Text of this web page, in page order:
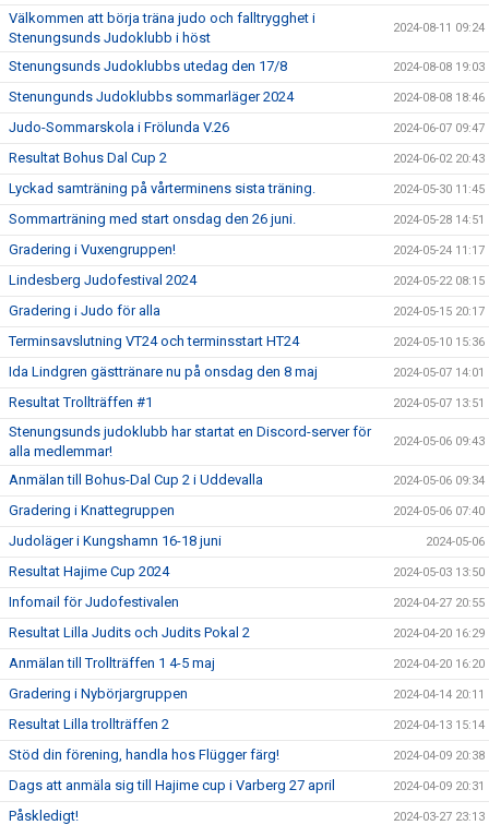
Välkommen att börja träna judo och falltrygghet i
Stenungsunds Judoklubb i höst
2024-08-11 09:24
Stenungsunds Judoklubbs utedag den 17/8 2024-08-08 19:03
Stenungunds Judoklubbs sommarläger 2024 2024-08-08 18:46
Judo-Sommarskola i Frölunda V.26 2024-06-07 09:47
Resultat Bohus Dal Cup 2 2024-06-02 20:43
Lyckad samträning på vårterminens sista träning. 2024-05-30 11:45
Sommarträning med start onsdag den 26 juni. 2024-05-28 14:51
Gradering i Vuxengruppen! 2024-05-24 11:17
Lindesberg Judofestival 2024 2024-05-22 08:15
Gradering i Judo för alla 2024-05-15 20:17
Terminsavslutning VT24 och terminsstart HT24 2024-05-10 15:36
Ida Lindgren gästtränare nu på onsdag den 8 maj 2024-05-07 14:01
Resultat Trollträffen #1 2024-05-07 13:51
Stenungsunds judoklubb har startat en Discord-server för
alla medlemmar!
2024-05-06 09:43
Anmälan till Bohus-Dal Cup 2 i Uddevalla 2024-05-06 09:34
Gradering i Knattegruppen 2024-05-06 07:40
Judoläger i Kungshamn 16-18 juni 2024-05-06
Resultat Hajime Cup 2024 2024-05-03 13:50
Infomail för Judofestivalen 2024-04-27 20:55
Resultat Lilla Judits och Judits Pokal 2 2024-04-20 16:29
Anmälan till Trollträffen 1 4-5 maj 2024-04-20 16:20
Gradering i Nybörjargruppen 2024-04-14 20:11
Resultat Lilla trollträffen 2 2024-04-13 15:14
Stöd din förening, handla hos Flügger färg! 2024-04-09 20:38
Dags att anmäla sig till Hajime cup i Varberg 27 april 2024-04-09 20:31
Påskledigt! 2024-03-27 23:13